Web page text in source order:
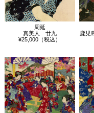
周延
真美人 廿九
¥25,000（税込）
鹿児